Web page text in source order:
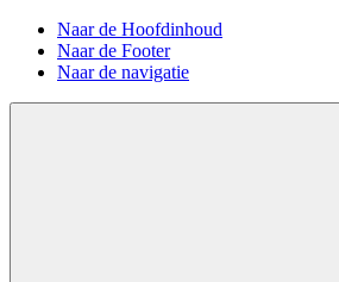
Naar de Hoofdinhoud
Naar de Footer
Naar de navigatie